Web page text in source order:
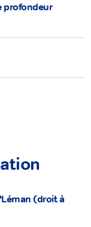
profondeur
(droit à